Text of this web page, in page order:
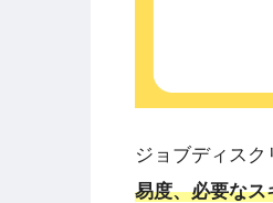
ジョブディスク
易度、必要なス